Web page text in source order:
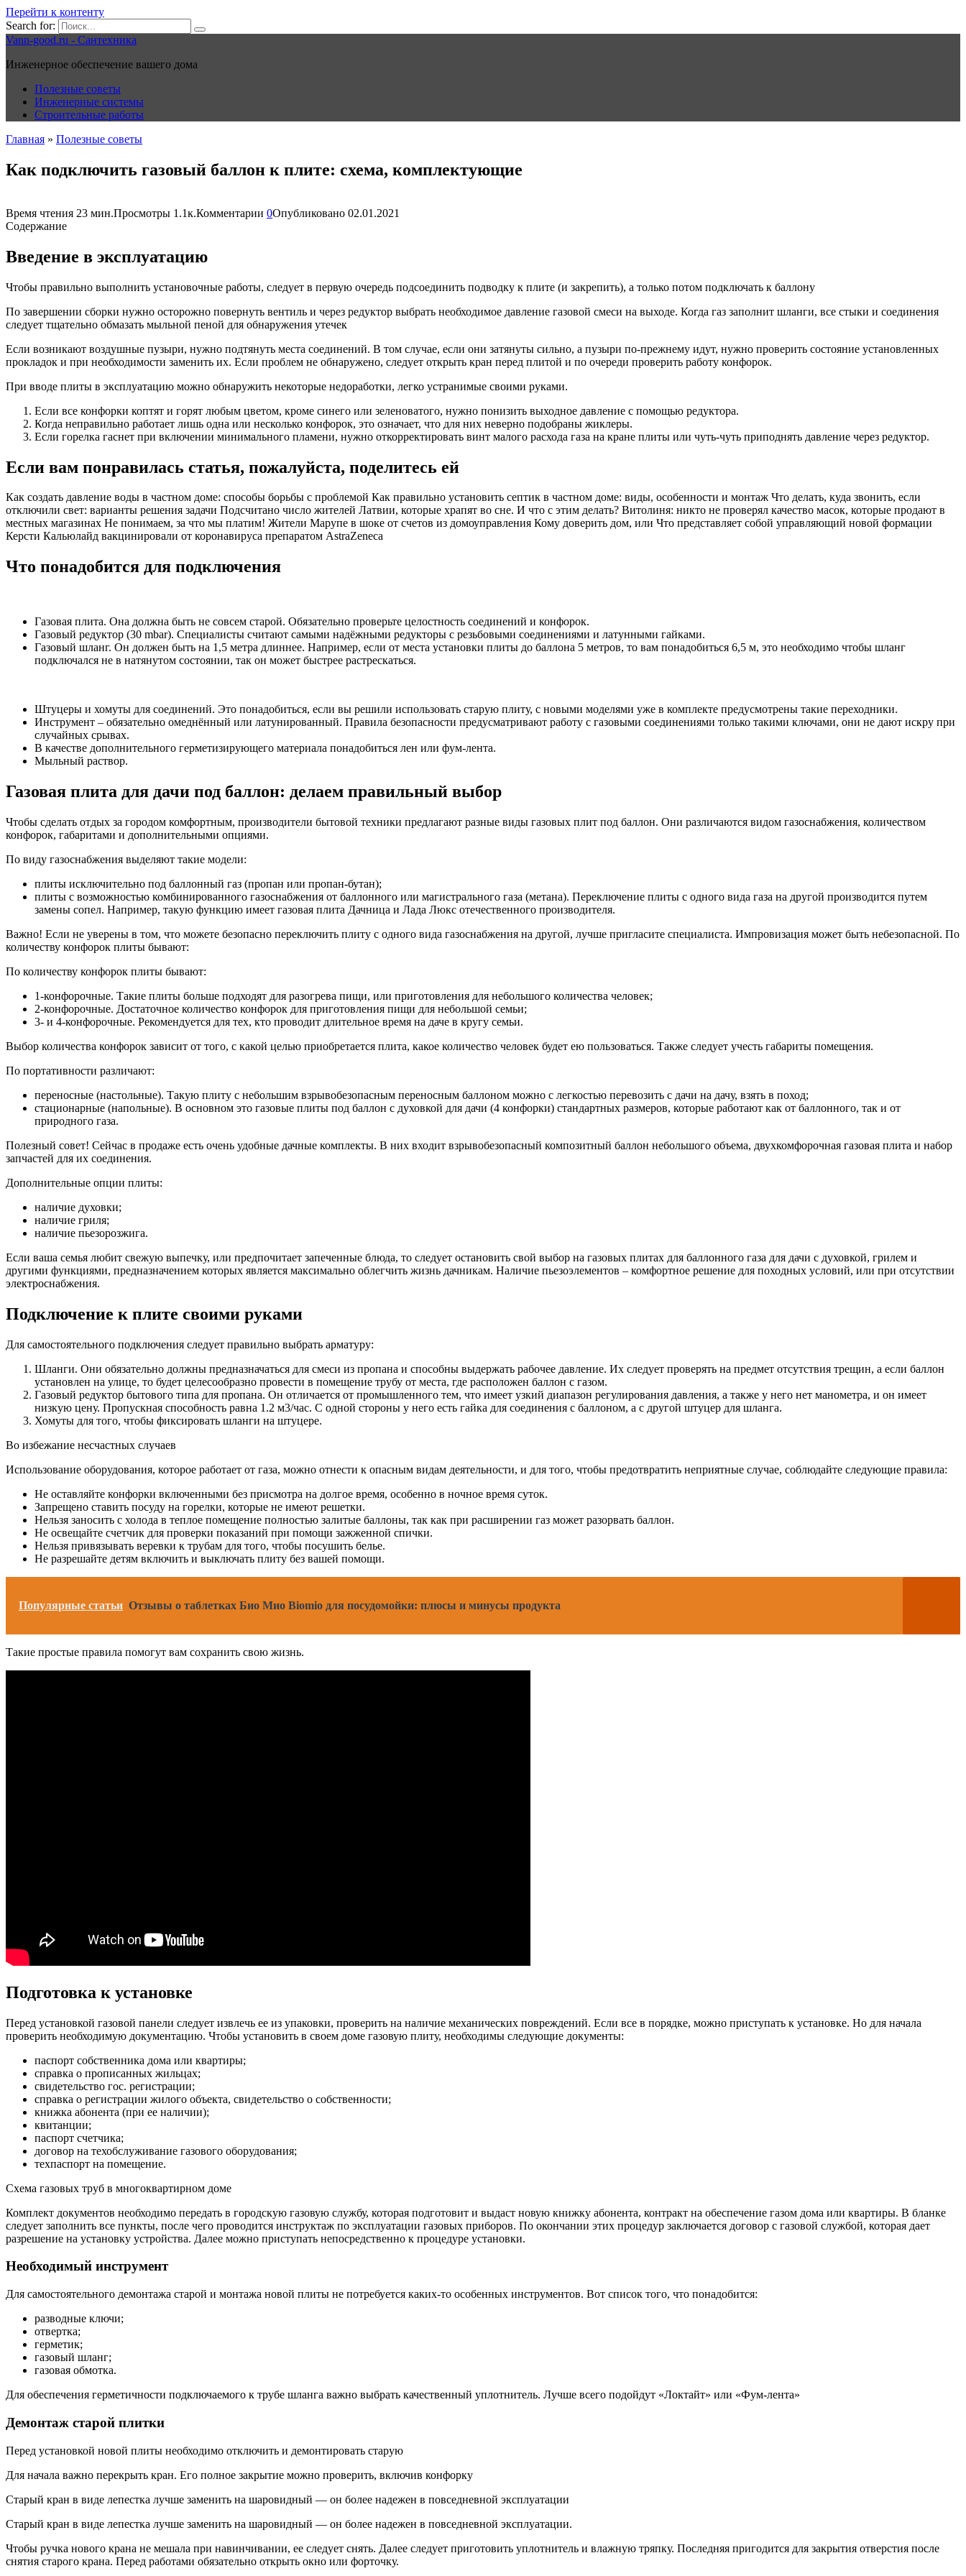
Перейти к контенту
Search for:
Vann-good.ru - Сантехника
Инженерное обеспечение вашего дома
Полезные советы
Инженерные системы
Строительные работы
Главная » Полезные советы
Как подключить газовый баллон к плите: схема, комплектующие
Время чтения 23 мин.Просмотры 1.1к.Комментарии 0Опубликовано 02.01.2021
Содержание
Введение в эксплуатацию
Чтобы правильно выполнить установочные работы, следует в первую очередь подсоединить подводку к плите (и закрепить), а только потом подключать к баллону
По завершении сборки нужно осторожно повернуть вентиль и через редуктор выбрать необходимое давление газовой смеси на выходе. Когда газ заполнит шланги, все стыки и соединения
следует тщательно обмазать мыльной пеной для обнаружения утечек
Если возникают воздушные пузыри, нужно подтянуть места соединений. В том случае, если они затянуты сильно, а пузыри по-прежнему идут, нужно проверить состояние установленных
прокладок и при необходимости заменить их. Если проблем не обнаружено, следует открыть кран перед плитой и по очереди проверить работу конфорок.
При вводе плиты в эксплуатацию можно обнаружить некоторые недоработки, легко устранимые своими руками.
Если все конфорки коптят и горят любым цветом, кроме синего или зеленоватого, нужно понизить выходное давление с помощью редуктора.
Когда неправильно работает лишь одна или несколько конфорок, это означает, что для них неверно подобраны жиклеры.
Если горелка гаснет при включении минимального пламени, нужно откорректировать винт малого расхода газа на кране плиты или чуть-чуть приподнять давление через редуктор.
Если вам понравилась статья, пожалуйста, поделитесь ей
Как создать давление воды в частном доме: способы борьбы с проблемой Как правильно установить септик в частном доме: виды, особенности и монтаж Что делать, куда звонить, если
отключили свет: варианты решения задачи Подсчитано число жителей Латвии, которые храпят во сне. И что с этим делать? Витолиня: никто не проверял качество масок, которые продают в
местных магазинах Не понимаем, за что мы платим! Жители Марупе в шоке от счетов из домоуправления Кому доверить дом, или Что представляет собой управляющий новой формации
Керсти Кальюлайд вакцинировали от коронавируса препаратом AstraZeneca
Что понадобится для подключения
Газовая плита. Она должна быть не совсем старой. Обязательно проверьте целостность соединений и конфорок.
Газовый редуктор (30 mbar). Специалисты считают самыми надёжными редукторы с резьбовыми соединениями и латунными гайками.
Газовый шланг. Он должен быть на 1,5 метра длиннее. Например, если от места установки плиты до баллона 5 метров, то вам понадобиться 6,5 м, это необходимо чтобы шланг
подключался не в натянутом состоянии, так он может быстрее растрескаться.
Штуцеры и хомуты для соединений. Это понадобиться, если вы решили использовать старую плиту, с новыми моделями уже в комплекте предусмотрены такие переходники.
Инструмент – обязательно омеднённый или латунированный. Правила безопасности предусматривают работу с газовыми соединениями только такими ключами, они не дают искру при
случайных срывах.
В качестве дополнительного герметизирующего материала понадобиться лен или фум-лента.
Мыльный раствор.
Газовая плита для дачи под баллон: делаем правильный выбор
Чтобы сделать отдых за городом комфортным, производители бытовой техники предлагают разные виды газовых плит под баллон. Они различаются видом газоснабжения, количеством
конфорок, габаритами и дополнительными опциями.
По виду газоснабжения выделяют такие модели:
плиты исключительно под баллонный газ (пропан или пропан-бутан);
плиты с возможностью комбинированного газоснабжения от баллонного или магистрального газа (метана). Переключение плиты с одного вида газа на другой производится путем
замены сопел. Например, такую функцию имеет газовая плита Дачница и Лада Люкс отечественного производителя.
Важно! Если не уверены в том, что можете безопасно переключить плиту с одного вида газоснабжения на другой, лучше пригласите специалиста. Импровизация может быть небезопасной. По
количеству конфорок плиты бывают:
По количеству конфорок плиты бывают:
1-конфорочные. Такие плиты больше подходят для разогрева пищи, или приготовления для небольшого количества человек;
2-конфорочные. Достаточное количество конфорок для приготовления пищи для небольшой семьи;
3- и 4-конфорочные. Рекомендуется для тех, кто проводит длительное время на даче в кругу семьи.
Выбор количества конфорок зависит от того, с какой целью приобретается плита, какое количество человек будет ею пользоваться. Также следует учесть габариты помещения.
По портативности различают:
переносные (настольные). Такую плиту с небольшим взрывобезопасным переносным баллоном можно с легкостью перевозить с дачи на дачу, взять в поход;
стационарные (напольные). В основном это газовые плиты под баллон с духовкой для дачи (4 конфорки) стандартных размеров, которые работают как от баллонного, так и от
природного газа.
Полезный совет! Сейчас в продаже есть очень удобные дачные комплекты. В них входит взрывобезопасный композитный баллон небольшого объема, двухкомфорочная газовая плита и набор
запчастей для их соединения.
Дополнительные опции плиты:
наличие духовки;
наличие гриля;
наличие пьезорозжига.
Если ваша семья любит свежую выпечку, или предпочитает запеченные блюда, то следует остановить свой выбор на газовых плитах для баллонного газа для дачи с духовкой, грилем и
другими функциями, предназначением которых является максимально облегчить жизнь дачникам. Наличие пьезоэлементов – комфортное решение для походных условий, или при отсутствии
электроснабжения.
Подключение к плите своими руками
Для самостоятельного подключения следует правильно выбрать арматуру:
Шланги. Они обязательно должны предназначаться для смеси из пропана и способны выдержать рабочее давление. Их следует проверять на предмет отсутствия трещин, а если баллон
установлен на улице, то будет целесообразно провести в помещение трубу от места, где расположен баллон с газом.
Газовый редуктор бытового типа для пропана. Он отличается от промышленного тем, что имеет узкий диапазон регулирования давления, а также у него нет манометра, и он имеет
низкую цену. Пропускная способность равна 1.2 м3/час. С одной стороны у него есть гайка для соединения с баллоном, а с другой штуцер для шланга.
Хомуты для того, чтобы фиксировать шланги на штуцере.
Во избежание несчастных случаев
Использование оборудования, которое работает от газа, можно отнести к опасным видам деятельности, и для того, чтобы предотвратить неприятные случае, соблюдайте следующие правила:
Не оставляйте конфорки включенными без присмотра на долгое время, особенно в ночное время суток.
Запрещено ставить посуду на горелки, которые не имеют решетки.
Нельзя заносить с холода в теплое помещение полностью залитые баллоны, так как при расширении газ может разорвать баллон.
Не освещайте счетчик для проверки показаний при помощи зажженной спички.
Нельзя привязывать веревки к трубам для того, чтобы посушить белье.
Не разрешайте детям включить и выключать плиту без вашей помощи.
Популярные статьи Отзывы о таблетках Био Мио Biomio для посудомойки: плюсы и минусы продукта
Такие простые правила помогут вам сохранить свою жизнь.
Подготовка к установке
Перед установкой газовой панели следует извлечь ее из упаковки, проверить на наличие механических повреждений. Если все в порядке, можно приступать к установке. Но для начала
проверить необходимую документацию. Чтобы установить в своем доме газовую плиту, необходимы следующие документы:
паспорт собственника дома или квартиры;
справка о прописанных жильцах;
свидетельство гос. регистрации;
справка о регистрации жилого объекта, свидетельство о собственности;
книжка абонента (при ее наличии);
квитанции;
паспорт счетчика;
договор на техобслуживание газового оборудования;
техпаспорт на помещение.
Схема газовых труб в многоквартирном доме
Комплект документов необходимо передать в городскую газовую службу, которая подготовит и выдаст новую книжку абонента, контракт на обеспечение газом дома или квартиры. В бланке
следует заполнить все пункты, после чего проводится инструктаж по эксплуатации газовых приборов. По окончании этих процедур заключается договор с газовой службой, которая дает
разрешение на установку устройства. Далее можно приступать непосредственно к процедуре установки.
Необходимый инструмент
Для самостоятельного демонтажа старой и монтажа новой плиты не потребуется каких-то особенных инструментов. Вот список того, что понадобится:
разводные ключи;
отвертка;
герметик;
газовый шланг;
газовая обмотка.
Для обеспечения герметичности подключаемого к трубе шланга важно выбрать качественный уплотнитель. Лучше всего подойдут «Локтайт» или «Фум-лента»
Демонтаж старой плитки
Перед установкой новой плиты необходимо отключить и демонтировать старую
Для начала важно перекрыть кран. Его полное закрытие можно проверить, включив конфорку
Старый кран в виде лепестка лучше заменить на шаровидный — он более надежен в повседневной эксплуатации
Старый кран в виде лепестка лучше заменить на шаровидный — он более надежен в повседневной эксплуатации.
Чтобы ручка нового крана не мешала при навинчивании, ее следует снять. Далее следует приготовить уплотнитель и влажную тряпку. Последняя пригодится для закрытия отверстия после
снятия старого крана. Перед работами обязательно открыть окно или форточку.